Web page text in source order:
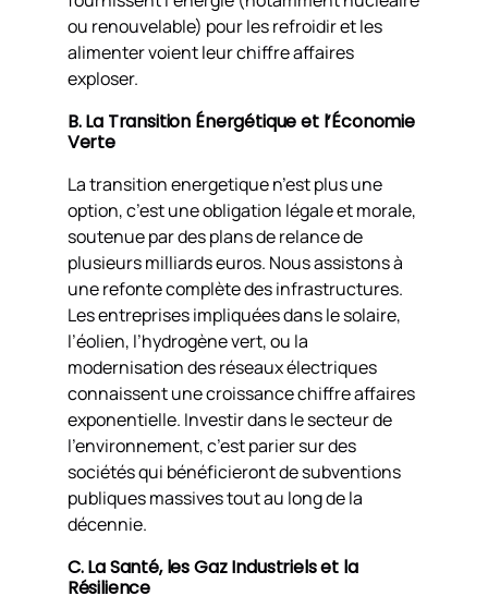
ou renouvelable) pour les refroidir et les
alimenter voient leur chiffre affaires
exploser.
B. La Transition Énergétique et l’Économie
Verte
La transition energetique n’est plus une
option, c’est une obligation légale et morale,
soutenue par des plans de relance de
plusieurs milliards euros. Nous assistons à
une refonte complète des infrastructures.
Les entreprises impliquées dans le solaire,
l’éolien, l’hydrogène vert, ou la
modernisation des réseaux électriques
connaissent une croissance chiffre affaires
exponentielle. Investir dans le secteur de
l’environnement, c’est parier sur des
sociétés qui bénéficieront de subventions
publiques massives tout au long de la
décennie.
C. La Santé, les Gaz Industriels et la
Résilience